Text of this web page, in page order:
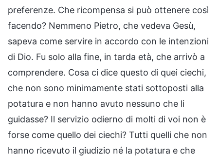
preferenze. Che ricompensa si può ottenere così
facendo? Nemmeno Pietro, che vedeva Gesù,
sapeva come servire in accordo con le intenzioni
di Dio. Fu solo alla fine, in tarda età, che arrivò a
comprendere. Cosa ci dice questo di quei ciechi,
che non sono minimamente stati sottoposti alla
potatura e non hanno avuto nessuno che li
guidasse? Il servizio odierno di molti di voi non è
forse come quello dei ciechi? Tutti quelli che non
hanno ricevuto il giudizio né la potatura e che